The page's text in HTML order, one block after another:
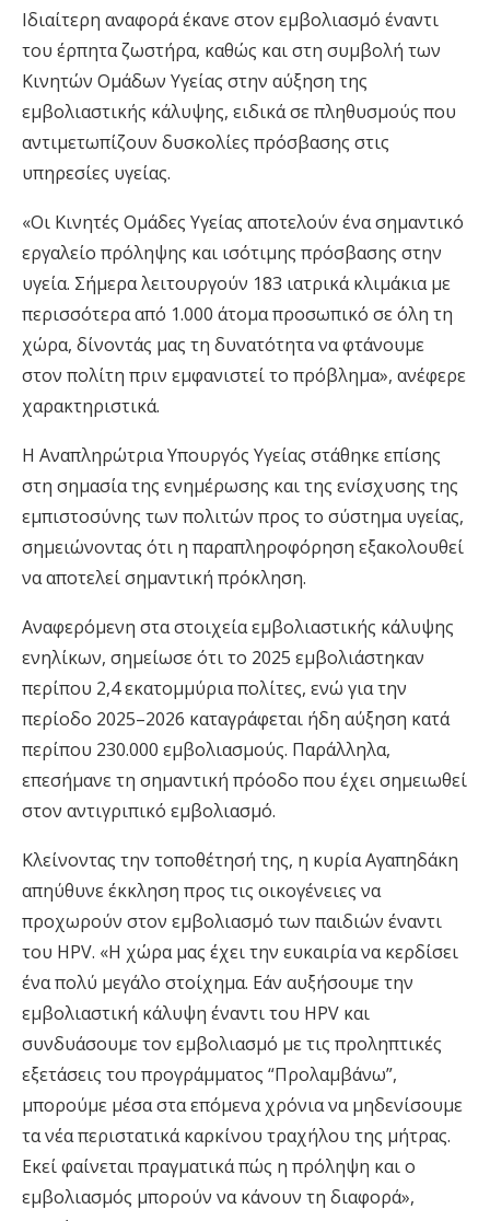
Ιδιαίτερη αναφορά έκανε στον εμβολιασμό έναντι
του έρπητα ζωστήρα, καθώς και στη συμβολή των
Κινητών Ομάδων Υγείας στην αύξηση της
εμβολιαστικής κάλυψης, ειδικά σε πληθυσμούς που
αντιμετωπίζουν δυσκολίες πρόσβασης στις
υπηρεσίες υγείας.
«Οι Κινητές Ομάδες Υγείας αποτελούν ένα σημαντικό
εργαλείο πρόληψης και ισότιμης πρόσβασης στην
υγεία. Σήμερα λειτουργούν 183 ιατρικά κλιμάκια με
περισσότερα από 1.000 άτομα προσωπικό σε όλη τη
χώρα, δίνοντάς μας τη δυνατότητα να φτάνουμε
στον πολίτη πριν εμφανιστεί το πρόβλημα», ανέφερε
χαρακτηριστικά.
Η Αναπληρώτρια Υπουργός Υγείας στάθηκε επίσης
στη σημασία της ενημέρωσης και της ενίσχυσης της
εμπιστοσύνης των πολιτών προς το σύστημα υγείας,
σημειώνοντας ότι η παραπληροφόρηση εξακολουθεί
να αποτελεί σημαντική πρόκληση.
Αναφερόμενη στα στοιχεία εμβολιαστικής κάλυψης
ενηλίκων, σημείωσε ότι το 2025 εμβολιάστηκαν
περίπου 2,4 εκατομμύρια πολίτες, ενώ για την
περίοδο 2025–2026 καταγράφεται ήδη αύξηση κατά
περίπου 230.000 εμβολιασμούς. Παράλληλα,
επεσήμανε τη σημαντική πρόοδο που έχει σημειωθεί
στον αντιγριπικό εμβολιασμό.
Κλείνοντας την τοποθέτησή της, η κυρία Αγαπηδάκη
απηύθυνε έκκληση προς τις οικογένειες να
προχωρούν στον εμβολιασμό των παιδιών έναντι
του HPV. «Η χώρα μας έχει την ευκαιρία να κερδίσει
ένα πολύ μεγάλο στοίχημα. Εάν αυξήσουμε την
εμβολιαστική κάλυψη έναντι του HPV και
συνδυάσουμε τον εμβολιασμό με τις προληπτικές
εξετάσεις του προγράμματος “Προλαμβάνω”,
μπορούμε μέσα στα επόμενα χρόνια να μηδενίσουμε
τα νέα περιστατικά καρκίνου τραχήλου της μήτρας.
Εκεί φαίνεται πραγματικά πώς η πρόληψη και ο
εμβολιασμός μπορούν να κάνουν τη διαφορά»,